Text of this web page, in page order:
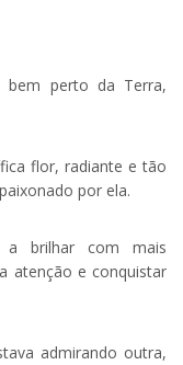
perto da Terra,
flor, radiante e tão
por ela.
brilhar com mais
atenção e conquistar
admirando outra,